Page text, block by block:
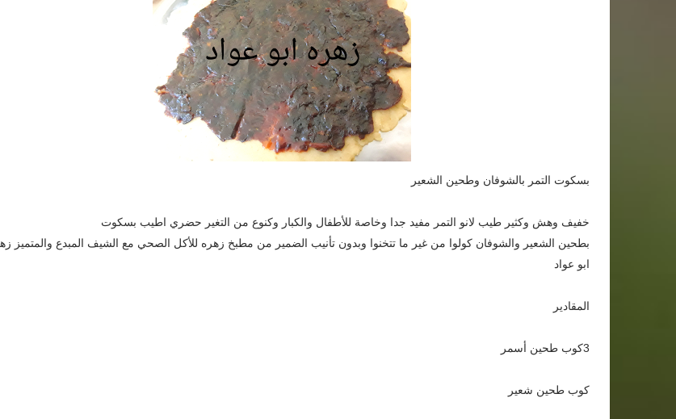
بسكوت التمر بالشوفان وطحين الشعير
خفيف وهش وكثير طيب لانو التمر مفيد جدا وخاصة للأطفال والكبار وكنوع من التغير حضري اطيب بسكوت
بطحين الشعير والشوفان كولوا من غير ما تتخنوا وبدون تأنيب الضمير من مطبخ زهره للأكل الصحي مع الشيف المبدع والمتميز
ابو عواد
المقادير
3كوب طحين أسمر
كوب طحين شعير